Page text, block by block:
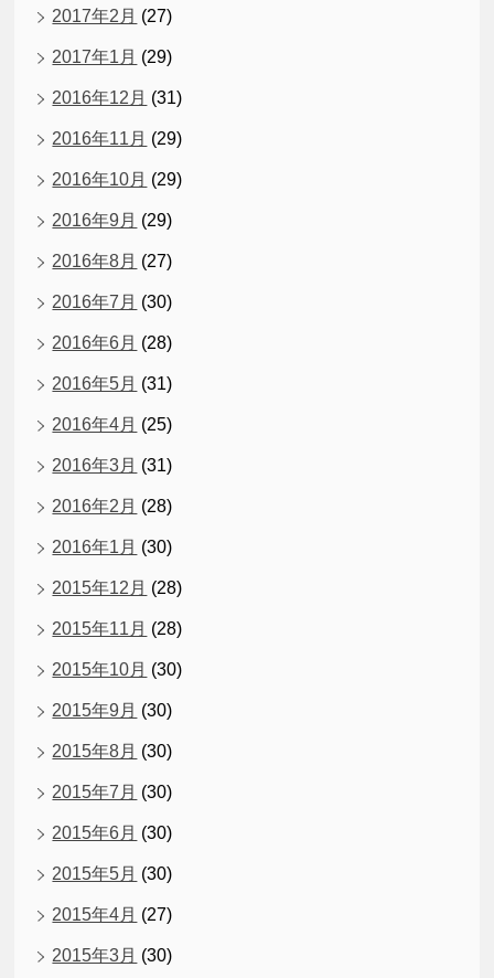
2017年2月 (27)
2017年1月 (29)
2016年12月 (31)
2016年11月 (29)
2016年10月 (29)
2016年9月 (29)
2016年8月 (27)
2016年7月 (30)
2016年6月 (28)
2016年5月 (31)
2016年4月 (25)
2016年3月 (31)
2016年2月 (28)
2016年1月 (30)
2015年12月 (28)
2015年11月 (28)
2015年10月 (30)
2015年9月 (30)
2015年8月 (30)
2015年7月 (30)
2015年6月 (30)
2015年5月 (30)
2015年4月 (27)
2015年3月 (30)